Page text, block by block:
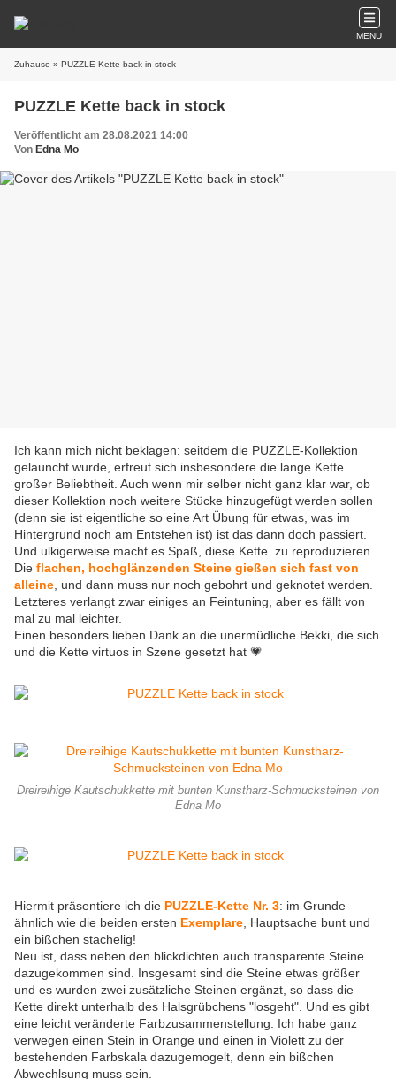
MENU
Zuhause » PUZZLE Kette back in stock
PUZZLE Kette back in stock
Veröffentlicht am 28.08.2021 14:00
Von Edna Mo
Ich kann mich nicht beklagen: seitdem die PUZZLE-Kollektion
gelauncht wurde, erfreut sich insbesondere die lange Kette
großer Beliebtheit. Auch wenn mir selber nicht ganz klar war, ob
dieser Kollektion noch weitere Stücke hinzugefügt werden sollen
(denn sie ist eigentliche so eine Art Übung für etwas, was im
Hintergrund noch am Entstehen ist) ist das dann doch passiert.
Und ulkigerweise macht es Spaß, diese Kette zu reproduzieren.
Die flachen, hochglänzenden Steine gießen sich fast von
alleine , und dann muss nur noch gebohrt und geknotet werden.
Letzteres verlangt zwar einiges an Feintuning, aber es fällt von
mal zu mal leichter.
Einen besonders lieben Dank an die unermüdliche Bekki, die sich
und die Kette virtuos in Szene gesetzt hat 💗
Dreireihige Kautschukkette mit bunten Kunstharz-Schmucksteinen von
Edna Mo
Hiermit präsentiere ich die PUZZLE-Kette Nr. 3: im Grunde
ähnlich wie die beiden ersten Exemplare , Hauptsache bunt und
ein bißchen stachelig!
Neu ist, dass neben den blickdichten auch transparente Steine
dazugekommen sind. Insgesamt sind die Steine etwas größer
und es wurden zwei zusätzliche Steinen ergänzt, so dass die
Kette direkt unterhalb des Halsgrübchens "losgeht". Und es gibt
eine leicht veränderte Farbzusammenstellung. Ich habe ganz
verwegen einen Stein in Orange und einen in Violett zu der
bestehenden Farbskala dazugemogelt, denn ein bißchen
Abwechlsung muss sein.